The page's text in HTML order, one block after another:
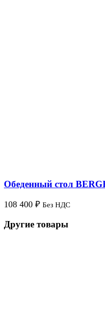
Обеденный стол
108 400 ₽ Без НДС
Другие товары